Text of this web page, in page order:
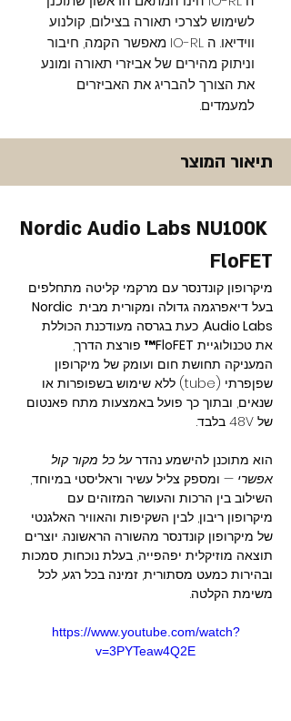
לשימוש לצרכי תאורה בצילום, קולנוע
ווידיאו. ה IO-RL מאפשר הקמה, חיבור
וניתוק מהירים של אביזרי תאורה ומונע
את הצורך להבריג את האביזרים
למעמדים.
תיאור המוצר
Nordic Audio Labs NU100K
FloFET
מיקרופון קונדנסר עם מרקמי קליטה מתחלפים
בעל דיאפרגמה גדולה ומקורית מבית Nordic
Audio Labs, כעת בגרסה מעודכנת הכוללת
את טכנולוגיית FloFET™
פורצת הדרך,
המעניקה תחושת חום ועומק של מיקרופון
שפןפרתי (tube) ללא שימוש בשפופרות או
שנאים, ובתוך כך פועל באמצעות מתח פאנטום
של 48V בלבד.
הוא מתוכנן להישמע נהדר על כל מקור קול
אפשרי — ומספק צליל עשיר וראליסטי במיוחד,
השילוב בין הרכות והעושר המזוהים עם
מיקרופון ריבון, לבין השקיפות והאוויר האלגנטי
של מיקרופון קונדנסר מהשורה הראשונה. יוצרים
תוצאה מוזיקלית יפהפייה, בעלת נוכחות, סמכות
ובהירות כמעט מסתורית, זמינה בכל רגע, לכל
משימת הקלטה.
https://www.youtube.com/watch?
v=3PYTeaw4Q2E